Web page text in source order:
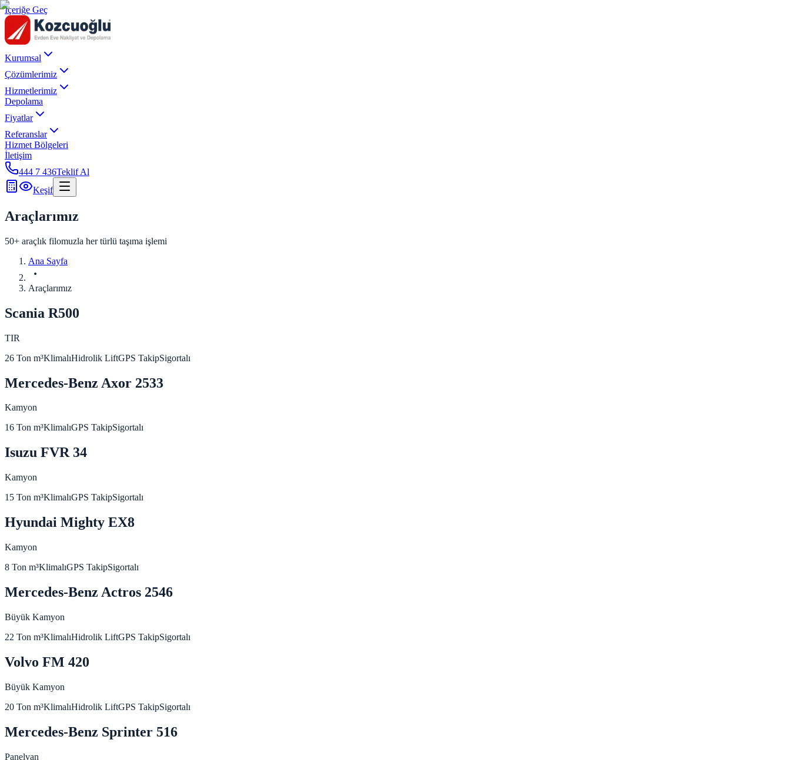
İçeriğe Geç
Kurumsal
Çözümlerimiz
Hizmetlerimiz
Depolama
Fiyatlar
Referanslar
Hizmet Bölgeleri
İletişim
444 7 436Teklif Al
Keşif
Araçlarımız
50+ araçlık filomuzla her türlü taşıma işlemi
Ana Sayfa
Araçlarımız
Scania R500
TIR
26 Ton m³KlimalıHidrolik LiftGPS TakipSigortalı
Mercedes-Benz Axor 2533
Kamyon
16 Ton m³KlimalıGPS TakipSigortalı
Isuzu FVR 34
Kamyon
15 Ton m³KlimalıGPS TakipSigortalı
Hyundai Mighty EX8
Kamyon
8 Ton m³KlimalıGPS TakipSigortalı
Mercedes-Benz Actros 2546
Büyük Kamyon
22 Ton m³KlimalıHidrolik LiftGPS TakipSigortalı
Volvo FM 420
Büyük Kamyon
20 Ton m³KlimalıHidrolik LiftGPS TakipSigortalı
Mercedes-Benz Sprinter 516
Panelvan